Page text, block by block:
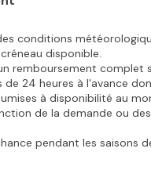
conditions
disponible.
remboursement complet
de 24 heures à l'avance
à disponibilité au
de la demande ou
pendant les saisons